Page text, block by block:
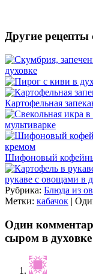
Другие рецепты
духовке
Картофельная
мультиварке
Шифоновый
рукаве с овощами в
Рубрика: Блюда из
Метки: кабачок |
Один
сыром в